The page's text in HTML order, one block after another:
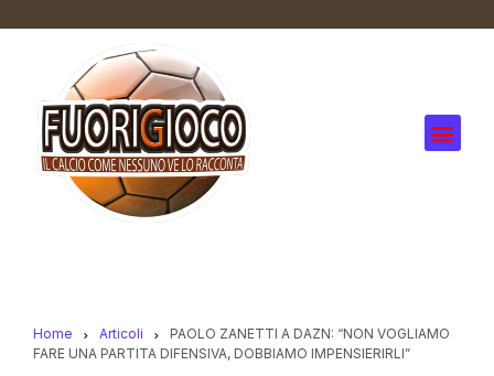
Home Articoli
PAOLO ZANETTI A DAZN: “NON VOGLIAMO
FARE UNA PARTITA DIFENSIVA, DOBBIAMO IMPENSIERIRLI”